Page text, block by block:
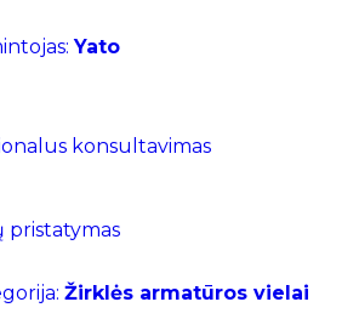
Yato
konsultavimas
pristatymas
Žirklės armatūros vielai